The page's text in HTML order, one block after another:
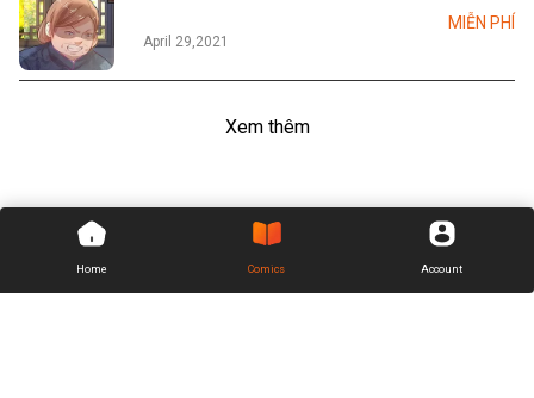
April 29,2021
MIỄN PHÍ
Xem thêm
Home Comics Account